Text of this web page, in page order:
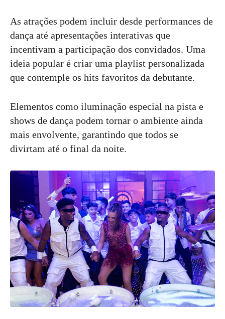
As atrações podem incluir desde performances de
dança até apresentações interativas que
incentivam a participação dos convidados. Uma
ideia popular é criar uma playlist personalizada
que contemple os hits favoritos da debutante.
Elementos como iluminação especial na pista e
shows de dança podem tornar o ambiente ainda
mais envolvente, garantindo que todos se
divirtam até o final da noite.